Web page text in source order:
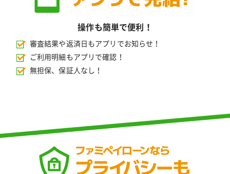
操作も簡単で便利！
審査結果や返済日もアプリでお知らせ！
ご利用明細もアプリで確認！
無担保、保証人なし！